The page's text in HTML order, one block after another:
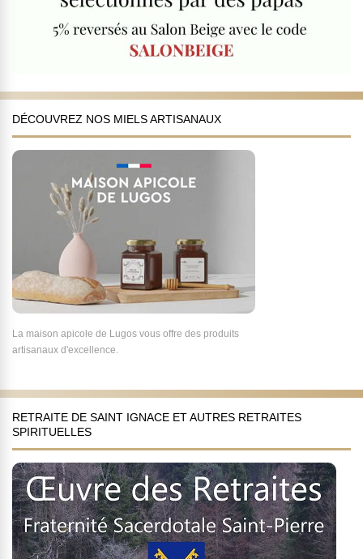
DÉCOUVREZ NOS MIELS ARTISANAUX
La maison apicole de Lugos vous offre des produits
artisanaux d'excellence.
RETRAITE DE SAINT IGNACE ET AUTRES RETRAITES
SPIRITUELLES